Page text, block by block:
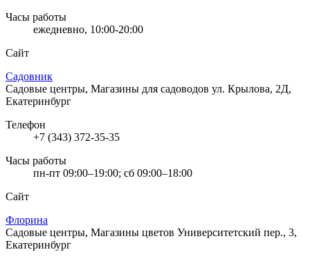
Часы работы
ежедневно, 10:00-20:00
Сайт
Садовник
Садовые центры, Магазины для садоводов ул. Крылова, 2Д,
Екатеринбург
Телефон
+7 (343) 372-35-35
Часы работы
пн-пт 09:00–19:00; сб 09:00–18:00
Сайт
Флорина
Садовые центры, Магазины цветов Университетский пер., 3,
Екатеринбург